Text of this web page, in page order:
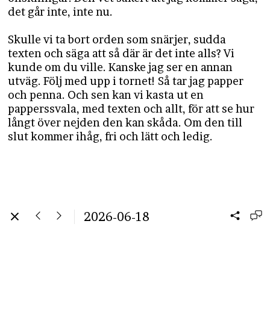
det går inte, inte nu.
Skulle vi ta bort orden som snärjer, sudda
texten och säga att så där är det inte alls? Vi
kunde om du ville. Kanske jag ser en annan
utväg. Följ med upp i tornet! Så tar jag papper
och penna. Och sen kan vi kasta ut en
papperssvala, med texten och allt, för att se hur
långt över nejden den kan skåda. Om den till
slut kommer ihåg, fri och lätt och ledig.
2026-06-18